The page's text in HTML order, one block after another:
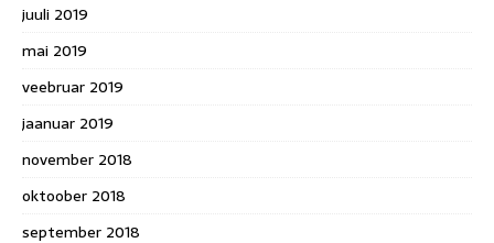
juuli 2019
mai 2019
veebruar 2019
jaanuar 2019
november 2018
oktoober 2018
september 2018